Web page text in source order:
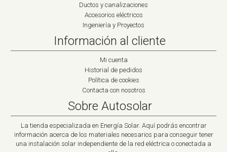
Ductos y canalizaciones
Accesorios eléctricos
Ingeniería y Proyectos
Información al cliente
Mi cuenta
Historial de pedidos
Política de cookies
Contacta con nosotros
Sobre Autosolar
La tienda especializada en Energía Solar. Aquí podrás encontrar
información acerca de los materiales necesarios para conseguir tener
una instalación solar independiente de la red eléctrica o conectada a